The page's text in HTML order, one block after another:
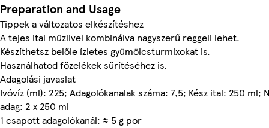
Preparation and Usage
Tippek a változatos elkészítéshez
A tejes ital müzlivel kombinálva nagyszerű reggeli lehet.
Készíthetsz belőle ízletes gyümölcsturmixokat is.
Használhatod főzelékek sűrítéséhez is.
Adagolási javaslat
Ivóvíz (ml): 225; Adagolókanalak száma: 7,5; Kész ital: 250 ml;
adag: 2 x 250 ml
1 csapott adagolókanál: ≈ 5 g por